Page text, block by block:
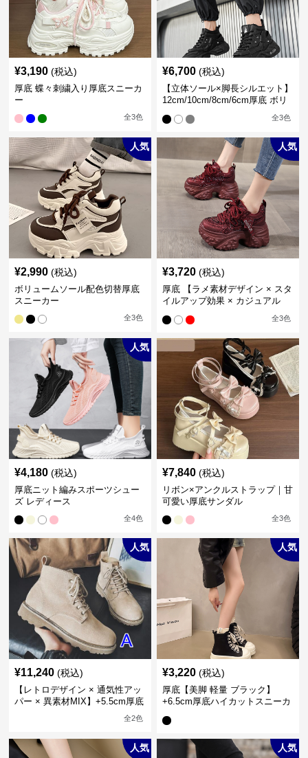
¥3,190 (税込)
厚底 蝶々刺繍入り厚底スニーカ
ー
全3色
¥6,700 (税込)
【立体ソール×脚長シルエット】
12cm/10cm/8cm/6cm厚底 ボリ
ュームソール立体設計ハイカッ
トスニーカー｜スニーカー・ハ
イカット
全3色
人気
¥2,990 (税込)
ボリュームソール配色切替厚底
スニーカー
全3色
人気
¥3,720 (税込)
厚底 【ラメ素材デザイン × スタ
イルアップ効果 × カジュアル
系】厚底デザインスニーカー
全3色
人気
¥4,180 (税込)
厚底ニット編みスポーツシュー
ズ レディース
全4色
¥7,840 (税込)
リボン×アンクルストラップ｜甘
可愛い厚底サンダル
全3色
人気
¥11,240 (税込)
【レトロデザイン × 通気性アッ
パー × 異素材MIX】+5.5cm厚底
全2色
人気
¥3,220 (税込)
厚底【美脚 軽量 ブラック】
+6.5cm厚底ハイカットスニーカ
人気 人気